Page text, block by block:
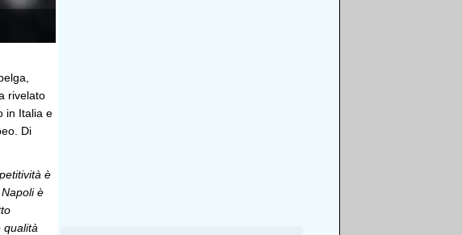
rivelato
in Italia e
Di
è
è
qualità